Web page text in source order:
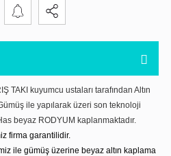
TAKI kuyumcu ustaları tarafından Altın
ile yapılarak üzeri son teknoloji
beyaz RODYUM kaplanmaktadır.
firma garantilidir.
ile gümüş üzerine beyaz altın kaplama